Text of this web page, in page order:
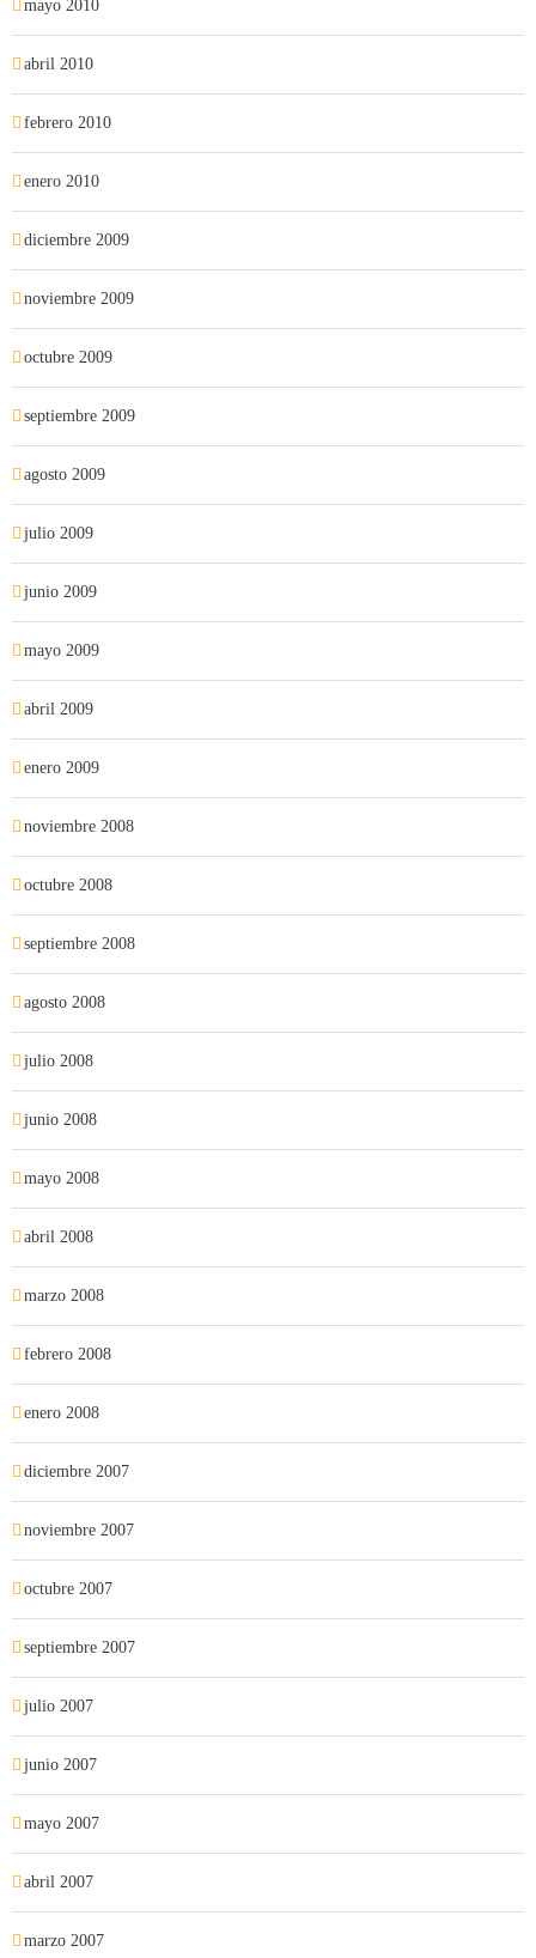
mayo 2010
abril 2010
febrero 2010
enero 2010
diciembre 2009
noviembre 2009
octubre 2009
septiembre 2009
agosto 2009
julio 2009
junio 2009
mayo 2009
abril 2009
enero 2009
noviembre 2008
octubre 2008
septiembre 2008
agosto 2008
julio 2008
junio 2008
mayo 2008
abril 2008
marzo 2008
febrero 2008
enero 2008
diciembre 2007
noviembre 2007
octubre 2007
septiembre 2007
julio 2007
junio 2007
mayo 2007
abril 2007
marzo 2007